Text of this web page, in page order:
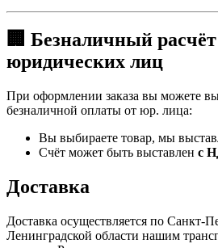
🏢 Безналичный
юридических лиц
При оформлении заказа вы можете
безналичной оплаты от юр. лица:
Вы выбираете товар, мы
Счёт может быть выставлен с
Доставка
Доставка осуществляется по Санкт-
Ленинградской области нашим